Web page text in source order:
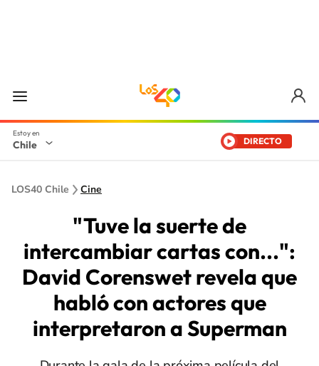
Chile DIRECTO
LOS40 Chile Cine
"Tuve la suerte de
intercambiar cartas con...":
David Corenswet revela que
habló con actores que
interpretaron a Superman